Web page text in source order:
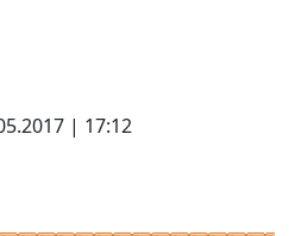
| 17:12